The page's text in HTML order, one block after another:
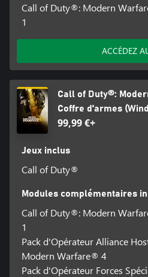
Call of Duty®: Modern
1
ACCÉDEZ
Call of Duty®:
Coffre d'armes
99,99 €+
Jeux inclus
Call of Duty®
Modules complémentaires
Call of Duty®: Modern
1
Pack d'Opérateur Alliance
Modern Warfare® 4
Pack d'Opérateur Forces